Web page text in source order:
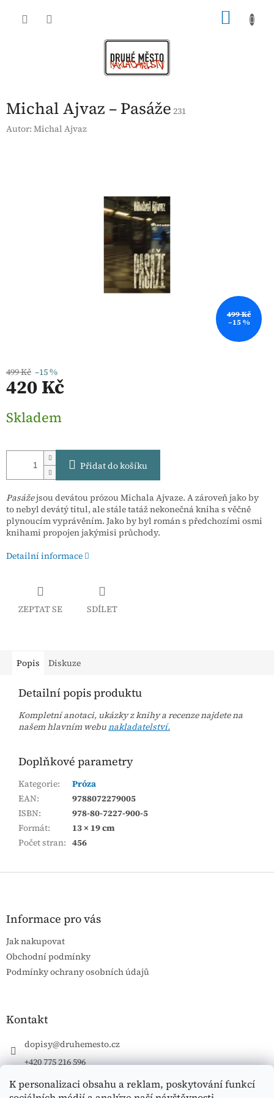
K personalizaci obsahu a reklam, poskytování funkcí
Michal Ajvaz – Pasáže 231
Autor: Michal Ajvaz
499 Kč
–15 %
499 Kč –15 %
420 Kč
cena:
Skladem
Přidat do košíku
Pasážejsou devátou prózou Michala Ajvaze. A zároveň jako by
to nebyl devátý titul, ale stále tatáž nekonečná kniha s věčně
plynoucím vyprávěním. Jako by byl román s předchozími osmi
knihami propojen jakýmisi průchody.
Detailní informace
ZEPTAT SE SDÍLET
Popis Diskuze
Detailní popis produktu
Kompletní anotaci, ukázky z knihy a recenze najdete na
našem hlavním webunakladatelství.
Doplňkové parametry
Kategorie:
Próza
EAN:
9788072279005
ISBN:
978-80-7227-900-5
Formát:
13 × 19 cm
Počet stran: 456
Z
Informace pro vás
Jak nakupovat
Obchodní podmínky
Podmínky ochrany osobních údajů
Kontakt
dopisy@druhemesto.cz
+420 775 216 596